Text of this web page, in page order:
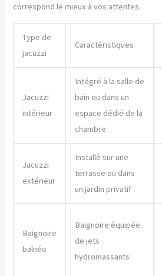
correspond le mieux à vos attentes.
Type de
jacuzzi
Caractéristiques
Jacuzzi
intérieur
Intégré à la salle de
bain ou dans un
espace dédié de la
chambre
Jacuzzi
extérieur
Installé sur une
terrasse ou dans
un jardin privatif
Baignoire
balnéo
Baignoire équipée
de jets
hydromassants